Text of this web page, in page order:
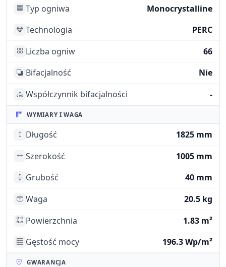
Typ ogniwa
Monocrystalline
Technologia
PERC
Liczba ogniw
66
Bifacjalność
Nie
Współczynnik bifacjalności
-
WYMIARY I WAGA
Długość
1825 mm
Szerokość
1005 mm
Grubość
40 mm
Waga
20.5 kg
Powierzchnia
1.83 m²
Gęstość mocy
196.3 Wp/m²
GWARANCJA